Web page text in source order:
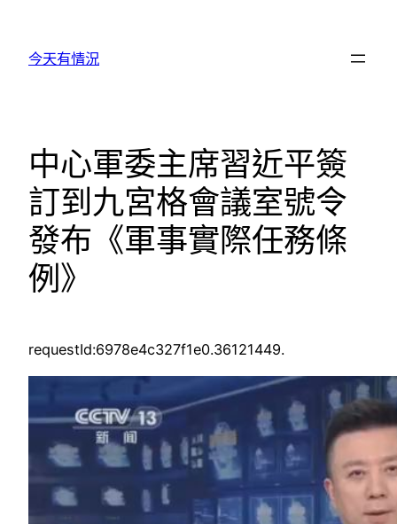
今天有情況
中心軍委主席習近平簽
訂到九宮格會議室號令
發布《軍事實際任務條
例》
requestId:6978e4c327f1e0.36121449.